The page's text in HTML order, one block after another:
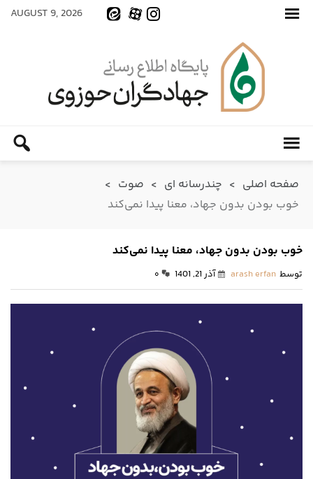
AUGUST 9, 2026
صفحه اصلی > چندرسانه ای > صوت >
خوب بودن بدون جهاد، معنا پیدا نمی‌کند
خوب بودن بدون جهاد، معنا پیدا نمی‌کند
توسط arash erfan آذر 21, 1401 ۰